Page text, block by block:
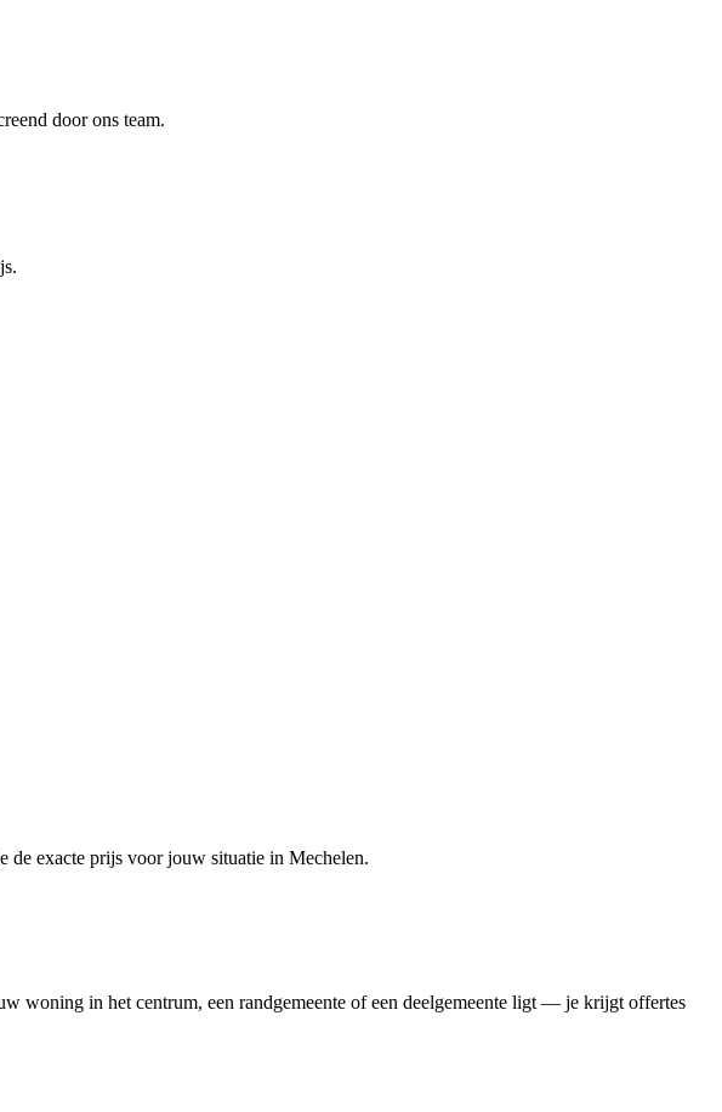
door ons team.
de exacte prijs voor jouw situatie in Mechelen.
woning in het centrum, een randgemeente of een deelgemeente ligt — je krijgt offertes